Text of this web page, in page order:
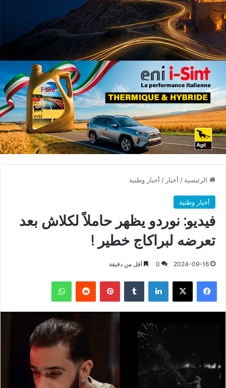
الرئيسية / أخبار / أخبار وطنية
أخبار وطنية
فيديو: نوردو يظهر حاملاً لكلاش بعد
تعرضه لبراكاج خطير !
2024-09-16
0 أقل من دقيقة
فيسبوك X لينكدإن بينتيريست واتساب